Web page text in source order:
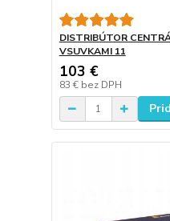
DISTRIBÚTOR
VSUVKAMI 11
103 €
83 € bez DPH